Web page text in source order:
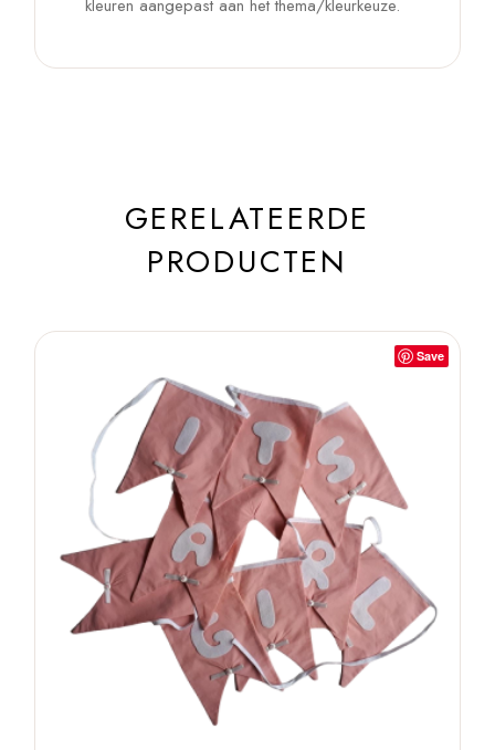
kleuren aangepast aan het thema/kleurkeuze.
GERELATEERDE
PRODUCTEN
Save